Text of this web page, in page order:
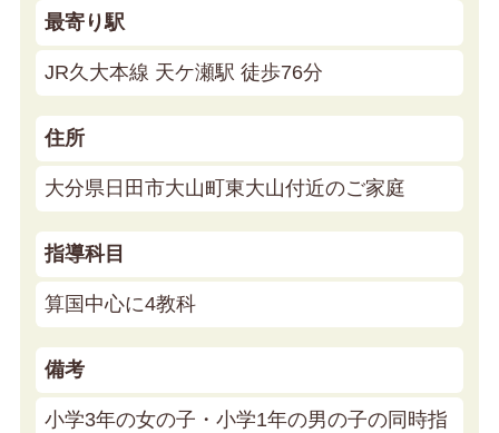
最寄り駅
JR久大本線 天ケ瀬駅 徒歩76分
住所
大分県日田市大山町東大山付近のご家庭
指導科目
算国中心に4教科
備考
小学3年の女の子・小学1年の男の子の同時指